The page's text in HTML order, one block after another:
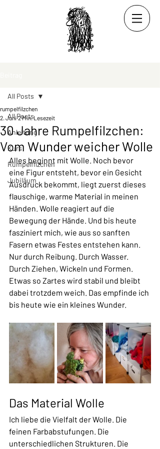
All Posts
Anleitung
Kurs
Rumpelfilzchen
Jubiläum
All Posts
30 Jahre Rumpelfilzchen:
Vom Wunder weicher Wolle
rumpelfilzchen
2. Juni 2 Min. Lesezeit
Alles beginnt mit Wolle. Noch bevor
eine Figur entsteht, bevor ein Gesicht
Ausdruck bekommt, liegt zuerst dieses
flauschige, warme Material in meinen
Händen. Wolle reagiert auf die
Bewegung der Hände. Und bis heute
fasziniert mich, wie aus so sanften
Fasern etwas Festes entstehen kann.
Nur durch Reibung. Durch Wasser.
Durch Ziehen, Wickeln und Formen.
Etwas so Zartes wird stabil und bleibt
dabei trotzdem weich. Das empfinde ich
bis heute wie ein kleines Wunder.
Das Material Wolle
Ich liebe die Vielfalt der Wolle. Die
feinen Farbabstufungen. Die
unterschiedlichen Strukturen. Die